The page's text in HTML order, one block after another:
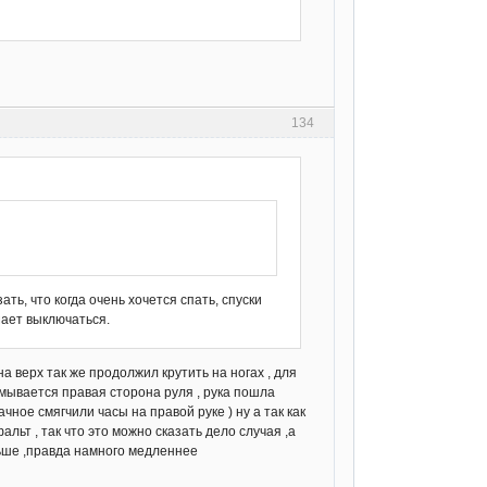
134
что когда очень хочется спать, спуски
выключаться.
верх так же продолжил крутить на ногах , для
правая сторона руля , рука пошла
смягчили часы на правой руке ) ну а так как
, так что это можно сказать дело случая ,а
,правда намного медленнее